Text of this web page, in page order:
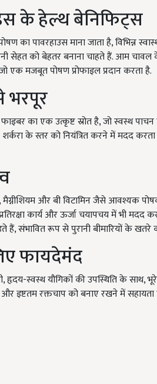
के हेल्थ बेनिफिट्स
का पावरहाउस माना जाता है, विभिन्न
सेहत को बेहतर बनाना चाहते हैं. आम चावल
एक मजबूत पोषण प्रोफाइल प्रदान करता है.
भरपूर
फाइबर का एक उत्कृष्ट स्रोत है, जो स्वस्थ
शर्करा के स्तर को नियंत्रित करने में मदद
और बी विटामिन जैसे आवश्यक
कार्य और ऊर्जा चयापचय में भी
हैं, संभावित रूप से पुरानी बीमारियों के
फायदेमंद
हृदय-स्वस्थ यौगिकों की उपस्थिति के साथ,
इष्टतम रक्तचाप को बनाए रखने में सहायता